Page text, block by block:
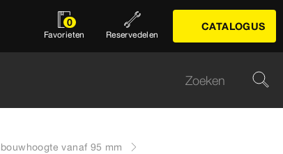
0
Favorieten Reservedelen
CATALOGUS
vanaf 95 mm